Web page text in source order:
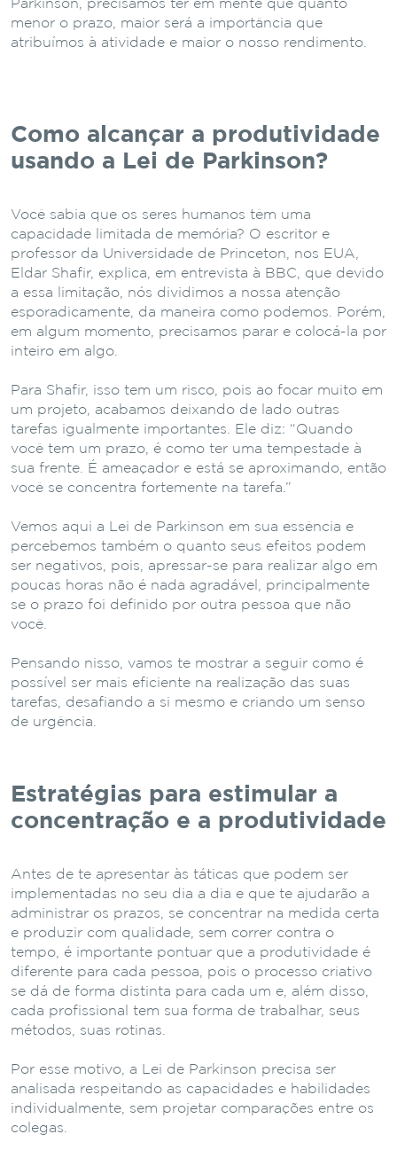
Parkinson, precisamos ter em mente que quanto
menor o prazo, maior será a importância que
atribuímos à atividade e maior o nosso rendimento.
Como alcançar a produtividade
usando a Lei de Parkinson?
Você sabia que os seres humanos têm uma
capacidade limitada de memória? O escritor e
professor da Universidade de Princeton, nos EUA,
Eldar Shafir, explica, em entrevista à BBC, que devido
a essa limitação, nós dividimos a nossa atenção
esporadicamente, da maneira como podemos. Porém,
em algum momento, precisamos parar e colocá-la por
inteiro em algo.
Para Shafir, isso tem um risco, pois ao focar muito em
um projeto, acabamos deixando de lado outras
tarefas igualmente importantes. Ele diz: “Quando
você tem um prazo, é como ter uma tempestade à
sua frente. É ameaçador e está se aproximando, então
você se concentra fortemente na tarefa.”
Vemos aqui a Lei de Parkinson em sua essência e
percebemos também o quanto seus efeitos podem
ser negativos, pois, apressar-se para realizar algo em
poucas horas não é nada agradável, principalmente
se o prazo foi definido por outra pessoa que não
você.
Pensando nisso, vamos te mostrar a seguir como é
possível ser mais eficiente na realização das suas
tarefas, desafiando a si mesmo e criando um senso
de urgência.
Estratégias para estimular a
concentração e a produtividade
Antes de te apresentar às táticas que podem ser
implementadas no seu dia a dia e que te ajudarão a
administrar os prazos, se concentrar na medida certa
e produzir com qualidade, sem correr contra o
tempo,
é importante pontuar que a produtividade é
diferente para cada pessoa, pois o processo criativo
se dá de forma distinta para cada um e, além disso,
cada profissional tem sua forma de trabalhar, seus
métodos, suas rotinas.
Por esse motivo, a Lei de Parkinson precisa ser
analisada respeitando as capacidades e habilidades
individualmente, sem projetar comparações entre os
colegas.